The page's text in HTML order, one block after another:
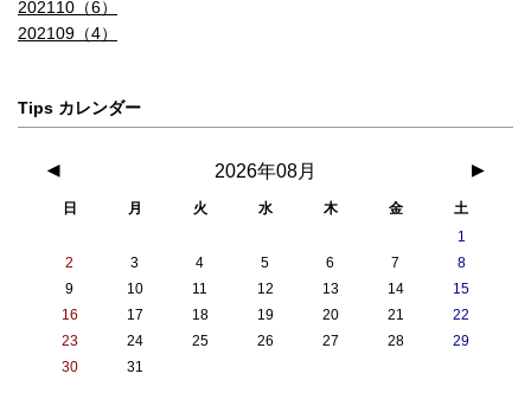
202110（6）
202109（4）
Tips カレンダー
2026年08月
◀ ▶
日 月 火 水 木 金
土
1
2
3 4 5 6 7
8
9
10 11 12 13 14
15
16
17 18 19 20 21
22
23
24 25 26 27 28
29
30
31